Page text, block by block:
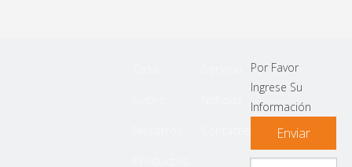
Por Favor
Ingrese Su
Información
Enviar